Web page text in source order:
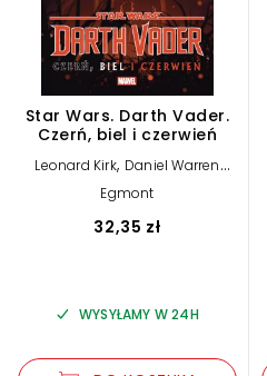
Star Wars. Darth Vader.
Czerń, biel i czerwień
Leonard Kirk, Daniel Warren
, Peach Momoko
Klaus Janson ,Jason Aaron
Egmont
32,35 zł
WYSYŁAMY W 24H